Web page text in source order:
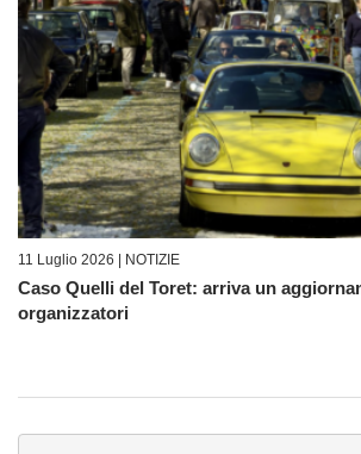
11 Luglio 2026 | NOTIZIE
Caso Quelli del Toret: arriva un
organizzatori